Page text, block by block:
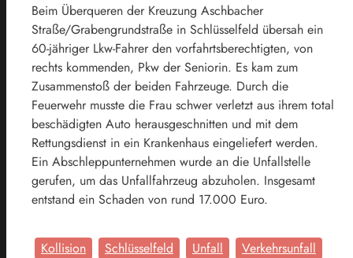
Beim Überqueren der Kreuzung Aschbacher
Straße/Grabengrundstraße in Schlüsselfeld übersah ein
60-jähriger Lkw-Fahrer den vorfahrtsberechtigten, von
rechts kommenden, Pkw der Seniorin. Es kam zum
Zusammenstoß der beiden Fahrzeuge. Durch die
Feuerwehr musste die Frau schwer verletzt aus ihrem total
beschädigten Auto herausgeschnitten und mit dem
Rettungsdienst in ein Krankenhaus eingeliefert werden.
Ein Abschleppunternehmen wurde an die Unfallstelle
gerufen, um das Unfallfahrzeug abzuholen. Insgesamt
entstand ein Schaden von rund 17.000 Euro.
Kollision Schlüsselfeld Unfall
Verkehrsunfall